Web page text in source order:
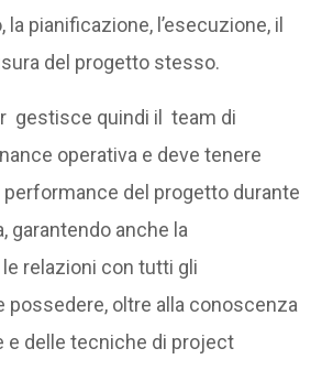
la pianificazione, l’esecuzione, il
del progetto stesso.
gestisce quindi il team di
operativa e deve tenere
del progetto durante
garantendo anche la
relazioni con tutti gli
possedere, oltre alla conoscenza
e delle tecniche di project